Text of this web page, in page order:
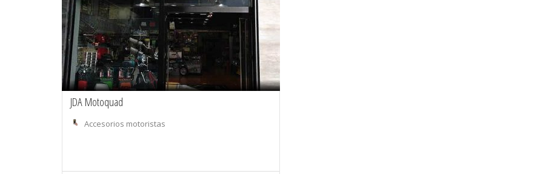
JDA Motoquad
Accesorios motoristas